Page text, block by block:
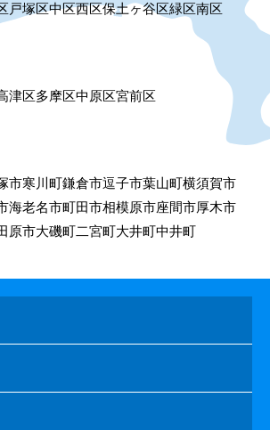
戸塚区中区西区保土ヶ谷区緑区南区
津区多摩区中原区宮前区
市寒川町鎌倉市逗子市葉山町横須賀市
海老名市町田市相模原市座間市厚木市
原市大磯町二宮町大井町中井町